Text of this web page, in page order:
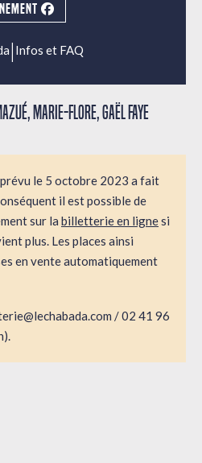
| Infos et FAQ
Marie-Flore, Gaël Faye
le 5 octobre 2023 a fait
il est possible de
sur la billetterie en lignesi
plus. Les places ainsi
en vente automatiquement
/ 02 41 96